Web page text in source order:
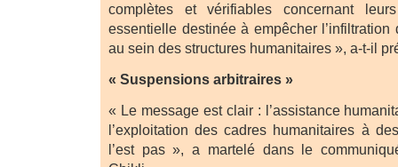
complètes et vérifiables concernant
essentielle destinée à empêcher l’infiltration
au sein des structures humanitaires », a-t-il
« Suspensions arbitraires »
« Le message est clair : l’assistance
l’exploitation des cadres humanitaires à
l’est pas », a martelé dans le